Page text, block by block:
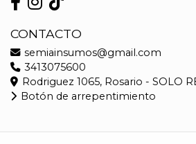
CONTACTO
semiainsumos@gmail.com
3413075600
Rodriguez 1065, Rosario - SOLO
Botón de arrepentimiento